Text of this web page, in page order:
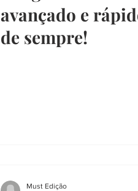
avançado e
de sempre!
Must Edição